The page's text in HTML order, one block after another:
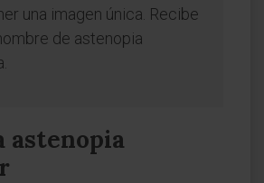
una imagen única. Recibe
de astenopia
astenopia